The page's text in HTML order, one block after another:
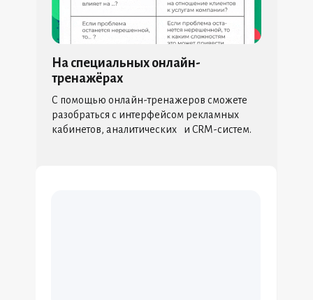
На специальных онлайн-
тренажёрах
С помощью онлайн-тренажеров сможете
разобраться с интерфейсом рекламных
кабинетов, аналитических и CRM-систем.